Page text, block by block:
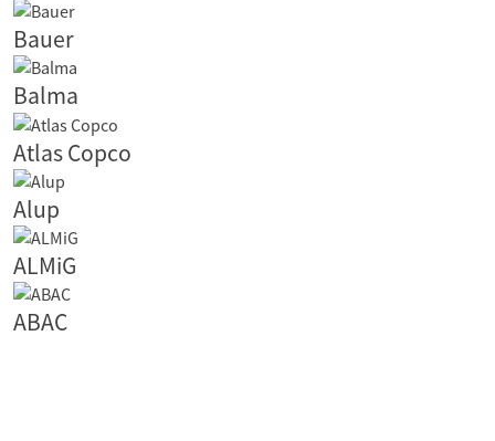
Bauer
Balma
Atlas Copco
Alup
ALMiG
ABAC